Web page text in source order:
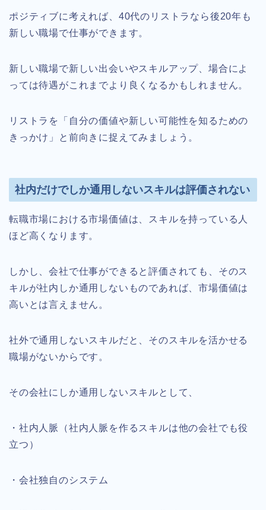
ポジティブに考えれば、40代のリストラなら後20年も
新しい職場で仕事ができます。
新しい職場で新しい出会いやスキルアップ、場合によ
っては待遇がこれまでより良くなるかもしれません。
リストラを「自分の価値や新しい可能性を知るための
きっかけ」と前向きに捉えてみましょう。
社内だけでしか通用しないスキルは評価されない
転職市場における市場価値は、スキルを持っている人
ほど高くなります。
しかし、会社で仕事ができると評価されても、そのス
キルが社内しか通用しないものであれば、市場価値は
高いとは言えません。
社外で通用しないスキルだと、そのスキルを活かせる
職場がないからです。
その会社にしか通用しないスキルとして、
・社内人脈（社内人脈を作るスキルは他の会社でも役
立つ）
・会社独自のシステム